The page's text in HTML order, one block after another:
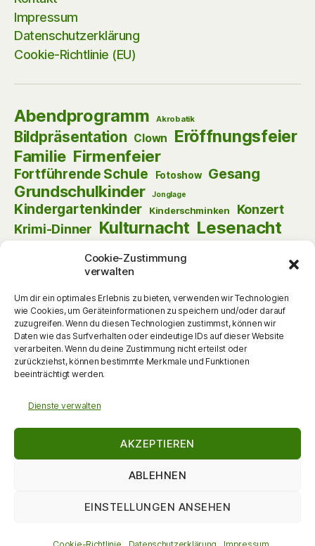
Cookie-Zustimmung
verwalten
Um dir ein optimales Erlebnis zu bieten, verwenden wir Technologien
wie Cookies, um Geräteinformationen zu speichern und/oder darauf
zuzugreifen. Wenn du diesen Technologien zustimmst, können wir
Daten wie das Surfverhalten oder eindeutige IDs auf dieser Website
verarbeiten. Wenn du deine Zustimmung nicht erteilst oder
zurückziehst, können bestimmte Merkmale und Funktionen
beeinträchtigt werden.
Dienste verwalten
AKZEPTIEREN
ABLEHNEN
EINSTELLUNGEN ANSEHEN
Impressum
Datenschutzerklärung
Cookie-Richtlinie (EU)
Abendprogramm Akrobatik
Bildpräsentation Clown Eröffnungsfeier
Familie Firmenfeier
Fortführende Schule Fotoshow Gesang
Grundschulkinder Jonglage
Kindergartenkinder Kinderschminken Konzert
Krimi-Dinner Kulturnacht Lesenacht
Musik
Pantomime Puppentheater
Schulanfänger Szenische Lesung
Tag der offenen Tür Tanz Theater
Themenabend Vernissage Vorlesen
Vorschulkinder Vortrag Vortrag Walking Act
Weihnachten Werkstattgespräch Zauberei
zum Mitmachen
DieKulturMacherin